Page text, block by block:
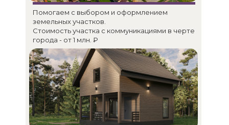
Помогаем с выбором и оформлением
земельных участков.
Стоимость участка с коммуникациями в черте
города - от 1 млн. ₽